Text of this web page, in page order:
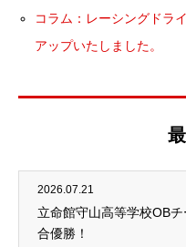
コラム：レーシングド
アップいたしました。
2026.07.21
立命館守山高等学校OB
合優勝！